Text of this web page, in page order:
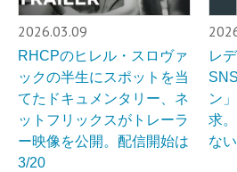
2026.03.09
RHCPのヒレル・スロヴァ
ックの半生にスポットを当
てたドキュメンタリー、ネ
ットフリックスがトレーラ
ー映像を公開。配信開始は
3/20
レ
ン
求
ない